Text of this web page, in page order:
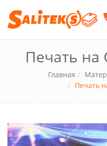
Печать на
Главная
Печать